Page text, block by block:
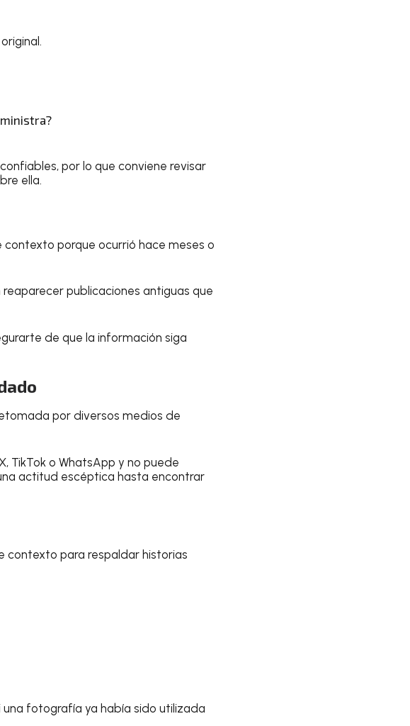
por lo que conviene revisar
ella.
porque ocurrió hace meses o
publicaciones antiguas que
de que la información siga
por diversos medios de
TikTok o WhatsApp y no puede
actitud escéptica hasta encontrar
contexto para respaldar historias
fotografía ya había sido utilizada